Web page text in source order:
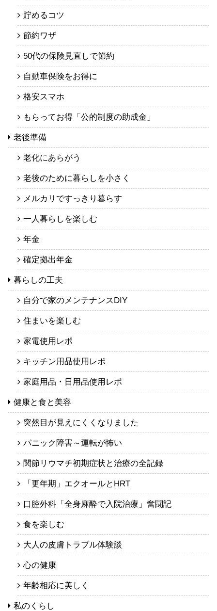
貯めるコツ
節約ワザ
50代の保険見直しで節約
自動車保険をお得に
格安スマホ
もらってお得「公的制度の助成金」
老後準備
老化にあらがう
老後のために暮らしを小さく
メルカリですっきり暮らす
一人暮らしを楽しむ
年金
確定拠出年金
暮らしの工夫
自分で家のメンテナンスDIY
住まいを楽しむ
家電使用レポ
キッチン用品使用レポ
家庭用品・日用品使用レポ
健康と食と美容
突然目が見えにくくなりました
パニック障害～運転が怖い
関節リウマチ初期症状と治療の全記録
「更年期」エクオールとHRT
口腔外科「全身麻酔で入院治療」奮闘記
食を楽しむ
大人の皮膚トラブル体験談
心の健康
年齢相応に美しく
私のくらし